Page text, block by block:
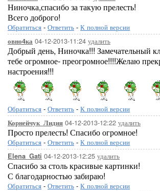
[показать]
[показать]
[показать]
Ниночка,спасибо за такую прелесть!
Всего доброго!
Обратиться - Ответить - К полной версии
овно4ка 04-12-2013-11:24 удалить
Добрый день, Ниночка!!! Замечательный
тебе огромное- преогромное!!!!Желаю
настроения!!!
Обратиться - Ответить - К полной версии
Корнейчук_Лидия 04-12-2013-12:22 удалить
Просто прелесть! Спасибо огромное!
Обратиться - Ответить - К полной версии
Elena_Gati 04-12-2013-12:25 удалить
Спасибо за столь красивые картинки!
С благодарностью забираю!
Обратиться - Ответить - К полной версии